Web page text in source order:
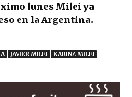
lunes Milei ya
en la Argentina.
JAVIER MILEI
KARINA MILEI